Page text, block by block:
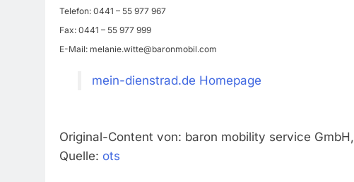
Telefon: 0441 – 55 977 967
Fax: 0441 – 55 977 999
E-Mail: melanie.witte@baronmobil.com
mein-dienstrad.de Homepage
Original-Content von: baron mobility service
Quelle: ots